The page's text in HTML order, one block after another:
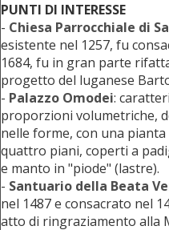
PUNTI DI INTERESSE
- Chiesa Parrocchiale di
esistente nel 1257, fu
1684, fu in gran parte
progetto del luganese
- Palazzo Omodei:
proporzioni volumetriche,
nelle forme, con una
quattro piani, coperti a
e manto in "piode" (lastre).
- Santuario della Beata
nel 1487 e consacrato nel
atto di ringraziamento alla